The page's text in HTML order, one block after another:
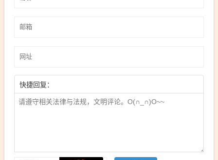
快捷回复：